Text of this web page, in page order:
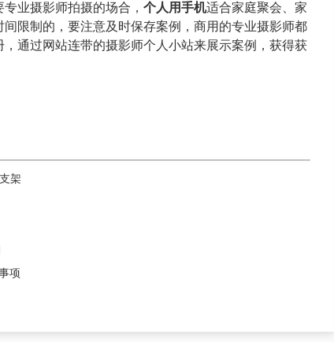
业摄影师拍摄的场合， 个人用手机适合家庭聚会、家
限制的，要注意及时保存案例，商用的专业摄影师都
通过网站连带的摄影师个人小站来展示案例，获得获
架
项